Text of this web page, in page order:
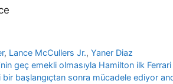
, Lance McCullers Jr.,Yaner Diaz
geç emekli olmasıyla Hamilton ilk
başlangıçtan sonra mücadele ediyor